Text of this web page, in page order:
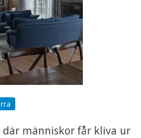
där människor får kliva ur